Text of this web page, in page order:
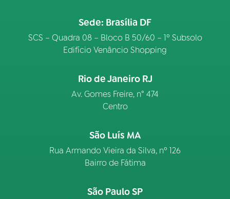
Sede: Brasília DF
SCS – Quadra 08 – Bloco B 50/60 – 1º Subsolo
Edifício Venâncio Shopping
Rio de Janeiro RJ
Av. Gomes Freire, n° 474
Centro
São Luís MA
Rua Armando Vieira da Silva, nº 126
Bairro de Fátima
São Paulo SP